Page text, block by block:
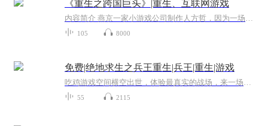
《重生之跨国巨头》|重生、互联网游戏
内容简介 燕京一家小游戏公司制作人方哲，因为一场车祸重回2008年。这一年，令无数国人难忘，南方雪灾，汶川地震，北京奥运，金融危机。这一年，iphone，Android，wifi，智能手机，云计算等等一个个名词慢慢走入大众视野。这一年，中国改革开放三十年，更...
105 8000
免费|绝地求生之兵王重生|兵王|重生|游戏
吃鸡游戏空间横空出世，体验最真实的战场，来一场酣畅淋漓的战斗！外挂？不存在的！一切技术为王，看一代兵王重生如何笑傲吃鸡！
55 2115